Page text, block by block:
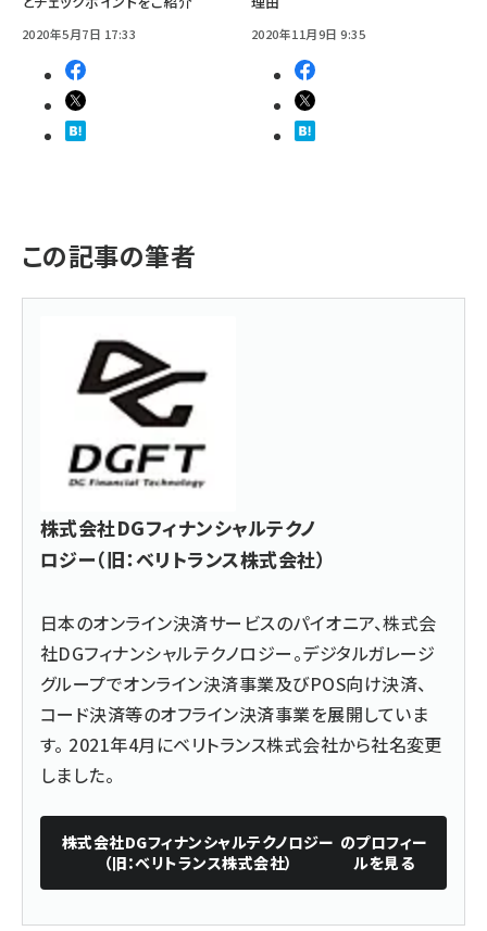
2020年5月7日 17:33 2020年11月9日 9:35
この記事の筆者
株式会社DGフィナンシャルテクノ
ロジー（旧：ベリトランス株式会社）
日本のオンライン決済サービスのパイオニア、株式会
社DGフィナンシャルテクノロジー。デジタルガレージ
グループでオンライン決済事業及びPOS向け決済、
コード決済等のオフライン決済事業を展開していま
す。 2021年4月にベリトランス株式会社から社名変更
しました。
株式会社DGフィナンシャルテクノロジー
（旧：ベリトランス株式会社）
のプロフィー
ルを見る